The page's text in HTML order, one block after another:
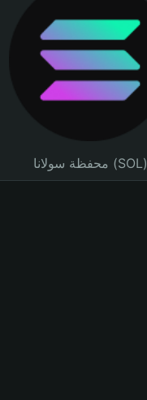
محفظة سولانا (SOL)